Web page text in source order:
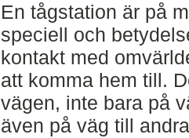
En tågstation är på
speciell och
kontakt med
att komma hem till.
vägen, inte bara på
även på väg till